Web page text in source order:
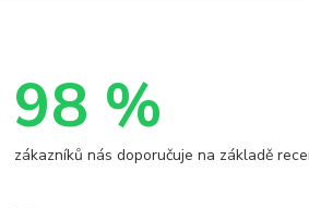
98 %
zákazníků nás doporučuje na základě